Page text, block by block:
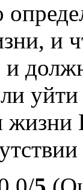
и